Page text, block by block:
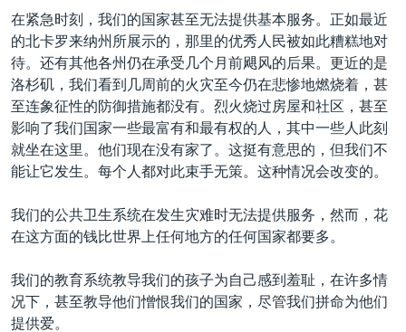
在紧急时刻，我们的国家甚至无法提供基本服务。正如最近
的北卡罗来纳州所展示的，那里的优秀人民被如此糟糕地对
待。还有其他各州仍在承受几个月前飓风的后果。更近的是
洛杉矶，我们看到几周前的火灾至今仍在悲惨地燃烧着，甚
至连象征性的防御措施都没有。烈火烧过房屋和社区，甚至
影响了我们国家一些最富有和最有权的人，其中一些人此刻
就坐在这里。他们现在没有家了。这挺有意思的，但我们不
能让它发生。每个人都对此束手无策。这种情况会改变的。
我们的公共卫生系统在发生灾难时无法提供服务，然而，花
在这方面的钱比世界上任何地方的任何国家都要多。
我们的教育系统教导我们的孩子为自己感到羞耻，在许多情
况下，甚至教导他们憎恨我们的国家，尽管我们拼命为他们
提供爱。